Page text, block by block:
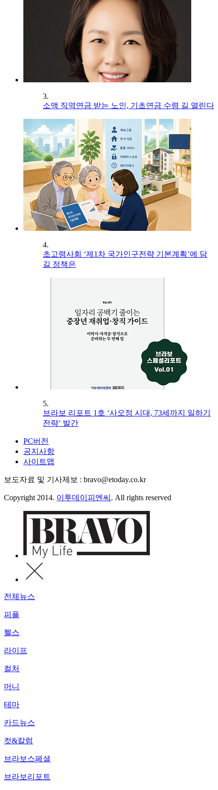
3.
소액 직역연금 받는 노인, 기초연금 수령 길 열린다
4.
초고령사회 ‘제1차 국가인구전략 기본계획’에 담
길 정책은
5.
브라보 리포트 1호 ‘사오정 시대, 73세까지 일하기
전략’ 발간
PC버전
공지사항
사이트맵
보도자료 및 기사제보 : bravo@etoday.co.kr
Copyright 2014. 이투데이피엔씨 . All rights reserved
전체뉴스
피플
헬스
라이프
컬처
머니
테마
카드뉴스
컷&칼럼
브라보스페셜
브라보리포트